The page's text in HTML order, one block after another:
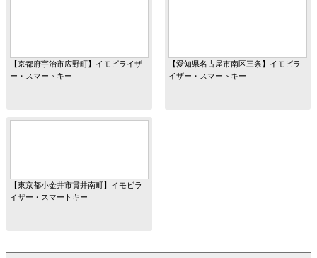
【京都府宇治市広野町】イモビライザ
ー・スマートキー
【愛知県名古屋市南区三条】イモビラ
イザー・スマートキー
【東京都小金井市貫井南町】イモビラ
イザー・スマートキー